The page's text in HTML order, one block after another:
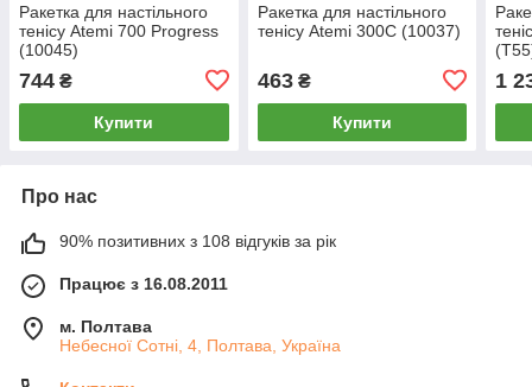
Ракетка для настільного
тенісу Atemi 700 Progress
(10045)
744 ₴
Купити
Ракетка для настільного
тенісу Atemi 300C (10037)
463₴
Купити
1
Про нас
90% позитивних з 108 відгуків за рік
Працює з 16.08.2011
м. Полтава
Небесної Сотні, 4, Полтава, Україна